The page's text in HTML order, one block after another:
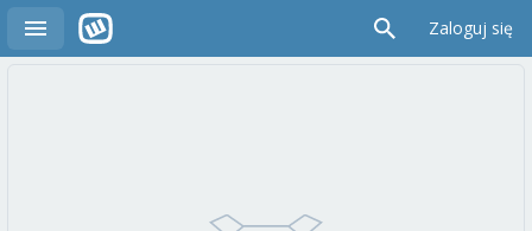
Zaloguj się